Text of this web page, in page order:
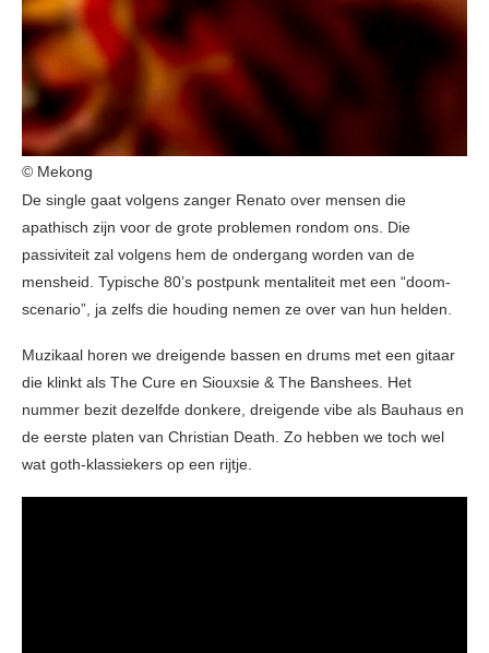
© Mekong
De single gaat volgens zanger Renato over mensen die
apathisch zijn voor de grote problemen rondom ons. Die
passiviteit zal volgens hem de ondergang worden van de
mensheid. Typische 80’s postpunk mentaliteit met een “doom-
scenario”, ja zelfs die houding nemen ze over van hun helden.
Muzikaal horen we dreigende bassen en drums met een gitaar
die klinkt als The Cure en Siouxsie & The Banshees. Het
nummer bezit dezelfde donkere, dreigende vibe als Bauhaus en
de eerste platen van Christian Death. Zo hebben we toch wel
wat goth-klassiekers op een rijtje.